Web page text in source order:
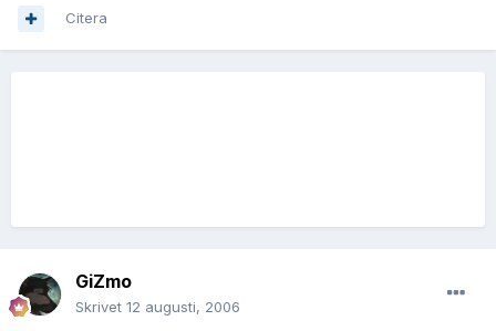
Citera
GiZmo
Skrivet 12 augusti, 2006